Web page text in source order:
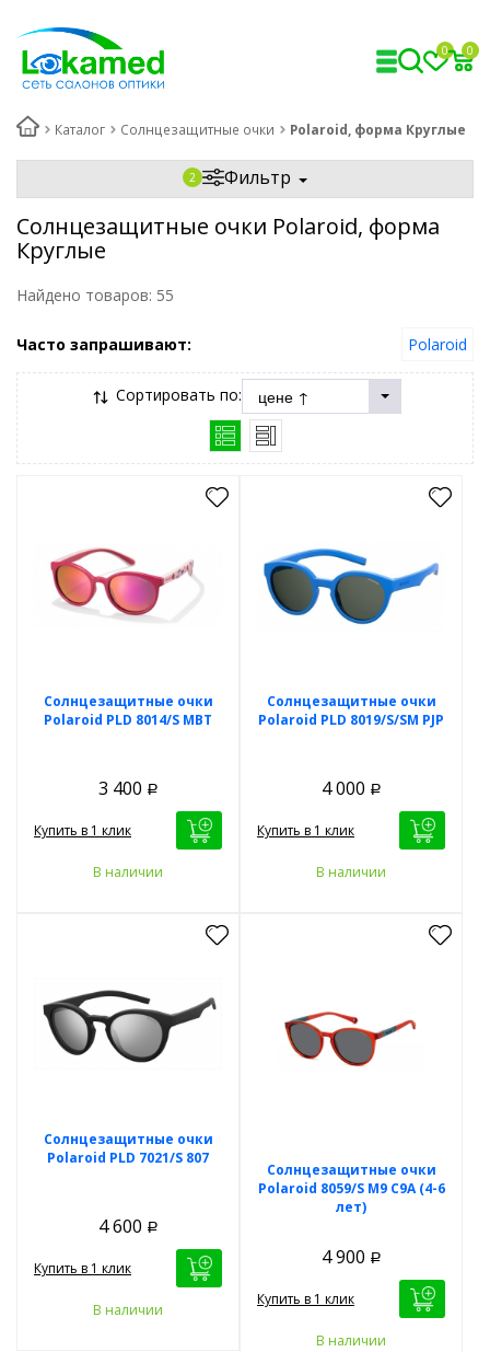
0 0
Каталог Солнцезащитные очки Polaroid, форма Круглые
Фильтр
Солнцезащитные очки Polaroid, форма
Круглые
Найдено товаров: 55
Часто запрашивают: Polaroid
Сортировать по:
Солнцезащитные очки
Polaroid PLD 8014/S MBT
3 400 Р
Купить в 1 клик
В наличии
Солнцезащитные очки
Polaroid PLD 8019/S/SM PJP
4 000 Р
Купить в 1 клик
В наличии
Солнцезащитные очки
Polaroid PLD 7021/S 807
4 600 Р
Купить в 1 клик
В наличии
Солнцезащитные очки
Polaroid 8059/S M9 C9A (4-6
лет)
4 900 Р
Купить в 1 клик
В наличии